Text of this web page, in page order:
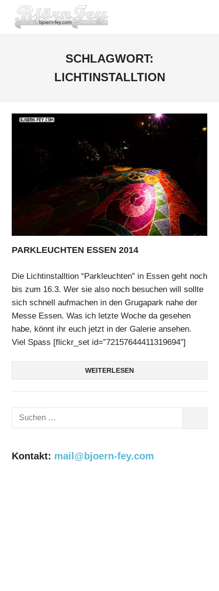
Inhalt
springen
FEY.COM
SCHLAGWORT:
LICHTINSTALLTION
PARKLEUCHTEN ESSEN 2014
Die Lichtinstalltion “Parkleuchten” in Essen geht noch
bis zum 16.3. Wer sie also noch besuchen will sollte
sich schnell aufmachen in den Grugapark nahe der
Messe Essen. Was ich letzte Woche da gesehen
habe, könnt ihr euch jetzt in der Galerie ansehen.
Viel Spass [flickr_set id=”72157644411319694″]
WEITERLESEN
Suchen
Kontakt: mail@bjoern-fey.com